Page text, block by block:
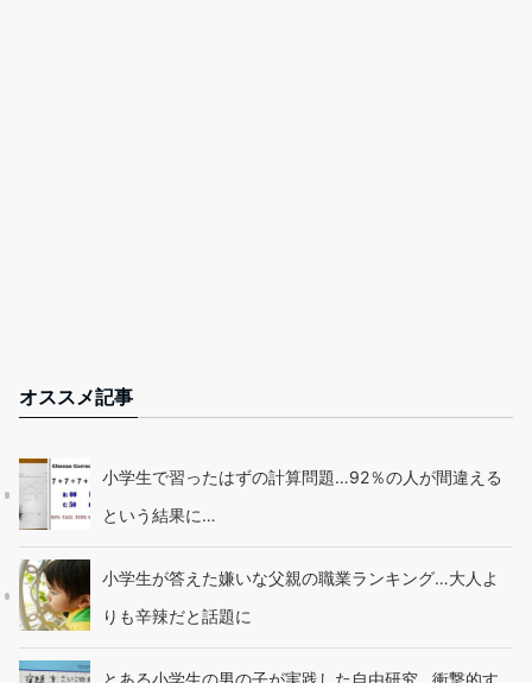
オススメ記事
小学生で習ったはずの計算問題…92％の人が間違える
という結果に…
小学生が答えた嫌いな父親の職業ランキング…大人よ
りも辛辣だと話題に
とある小学生の男の子が実践した自由研究…衝撃的す